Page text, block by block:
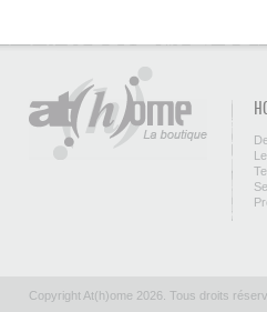
Copyright At(h)ome 2026. Tous droits